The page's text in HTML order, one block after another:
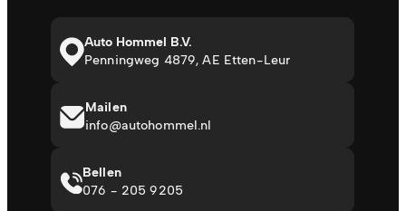
Auto Hommel B.V.
Penningweg 4879, AE Etten-Leur
Mailen
info@autohommel.nl
Bellen
076 - 205 9205